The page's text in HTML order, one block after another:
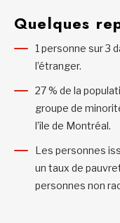
Quelques
1 personne sur 3
l’étranger.
27 % de la
groupe de
l’île de Montréal.
Les personnes
un taux de
personnes non